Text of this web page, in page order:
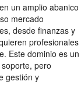
un amplio abanico
mercado
desde finanzas y
profesionales
Este dominio es un
pero
gestión y